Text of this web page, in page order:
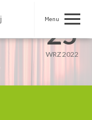
NIE.
25
WRZ 2022